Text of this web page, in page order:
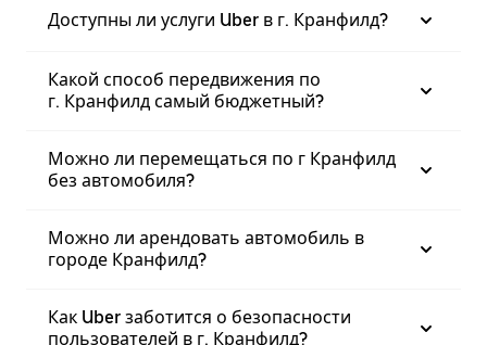
Доступны ли услуги Uber в г. Кранфилд?
Какой способ передвижения по
г. Кранфилд самый бюджетный?
Можно ли перемещаться по г Кранфилд
без автомобиля?
Можно ли арендовать автомобиль в
городе Кранфилд?
Как Uber заботится о безопасности
пользователей в г. Кранфилд?